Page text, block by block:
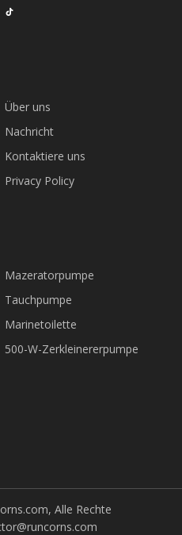
Über uns
Nachricht
Kontaktiere uns
Privacy Policy
Mazeratorpumpe
Tauchpumpe
Marinetoilette
500-W-Zerkleinererpumpe
Alle Rechte